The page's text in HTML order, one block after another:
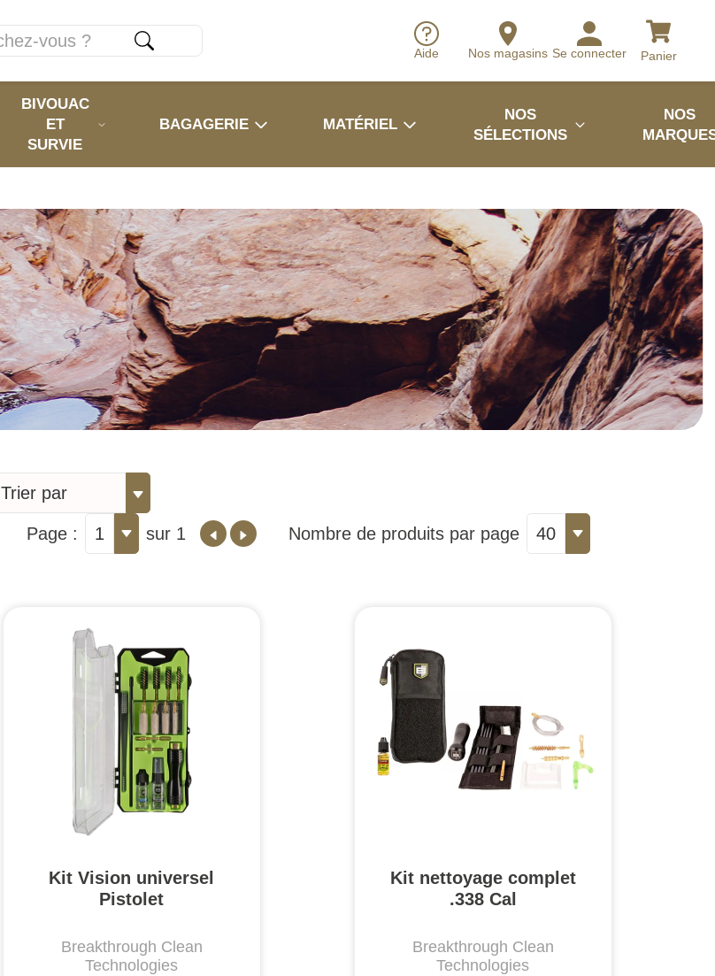
Aide Nos magasins Se connecter Panier
BIVOUAC
ET
SURVIE
BAGAGERIE MATÉRIEL
NOS
SÉLECTIONS
NOS
Trier par
Page : 1 sur 1 Nombre de produits par page 40
Kit Vision universel
Pistolet
Breakthrough Clean
Technologies
Kit nettoyage complet
.338 Cal
Breakthrough Clean
Technologies